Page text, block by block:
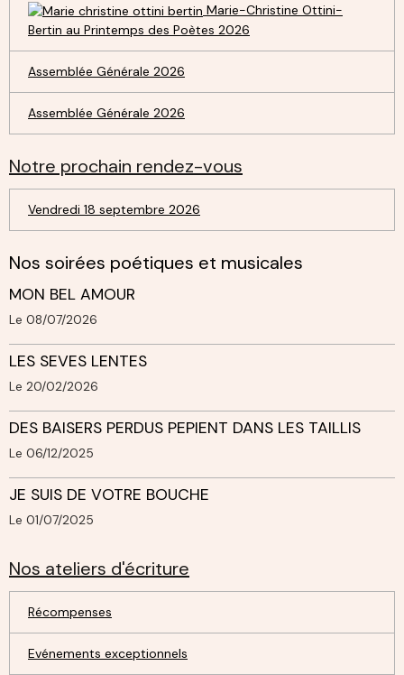
Marie-Christine Ottini-
Bertin au Printemps des Poètes 2026
Assemblée Générale 2026
Assemblée Générale 2026
Notre prochain rendez-vous
Vendredi 18 septembre 2026
Nos soirées poétiques et musicales
MON BEL AMOUR
Le 08/07/2026
LES SEVES LENTES
Le 20/02/2026
DES BAISERS PERDUS PEPIENT DANS LES TAILLIS
Le 06/12/2025
JE SUIS DE VOTRE BOUCHE
Le 01/07/2025
Nos ateliers d'écriture
Récompenses
Evénements exceptionnels